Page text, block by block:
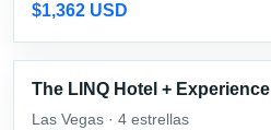
$1,362 USD
The LINQ Hotel + Experience
Las Vegas · 4 estrellas